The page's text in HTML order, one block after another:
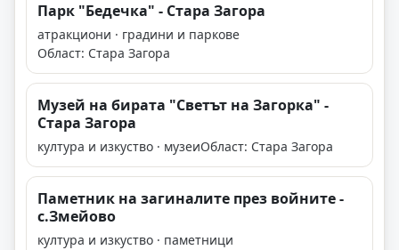
Парк "Бедечка" - Стара Загора
атракциони · градини и паркове
Област: Стара Загора
Музей на бирата "Светът на Загорка" -
Стара Загора
култура и изкуство · музеиОбласт: Стара Загора
Паметник на загиналите през войните -
с.Змейово
култура и изкуство · паметници